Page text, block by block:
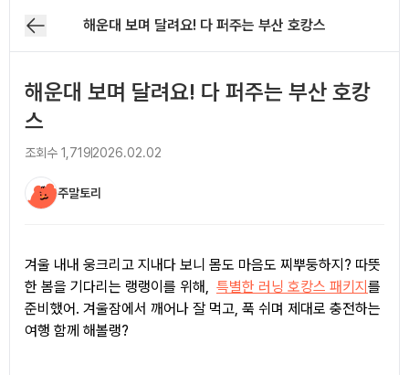
해운대 보며 달려요! 다 퍼주는 부산 호캉스
해운대 보며 달려요! 다 퍼주는 부산 호캉
스
조회수 1,7192026.02.02
주말토리
아티클 본문
겨울 내내 웅크리고 지내다 보니 몸도 마음도 찌뿌둥하지? 따뜻
한 봄을 기다리는 랭랭이를 위해, 특별한 러닝 호캉스 패키지 를
준비했어. 겨울잠에서 깨어나 잘 먹고, 푹 쉬며 제대로 충전하는
여행 함께 해볼랭?